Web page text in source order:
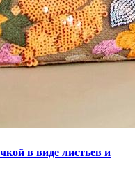
в ​​виде листьев и